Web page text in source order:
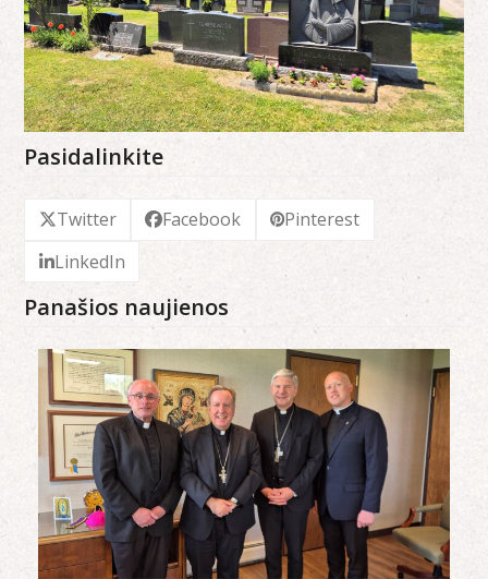
Pasidalinkite
Twitter Facebook
Pinterest
LinkedIn
Panašios naujienos